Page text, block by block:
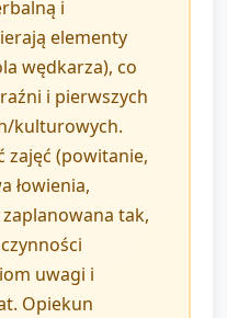
i
elementy
wędkarza), co
i pierwszych
kulturowych.
zajęć (powitanie,
łowienia,
tak,
uwagi i
Opiekun